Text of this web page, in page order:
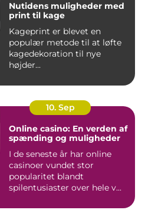
Nutidens muligheder med
print til kage
Kageprint er blevet en
populær metode til at løfte
kagedekoration til nye
højder...
10. Sep
Online casino: En verden af
spænding og muligheder
I de seneste år har online
casinoer vundet stor
popularitet blandt
spilentusiaster over hele v...